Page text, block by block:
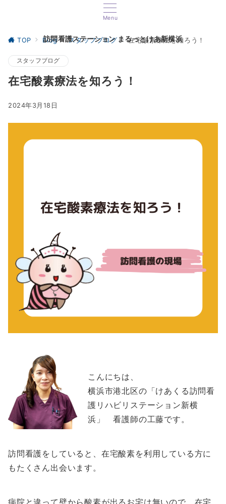
Menu
訪問看護ステーション まるっとけあ新横浜
TOP Blog スタッフブログ 在宅酸素療法を知ろう！
スタッフブログ
在宅酸素療法を知ろう！
2024年3月18日
こんにちは、
横浜市港北区の「けあくる訪問看
護リハビリステーション新横
浜」 看護師の工藤です。
訪問看護をしていると、在宅酸素を利用している方に
もたくさん出会います。
病院と違って壁から酸素が出るお宅は無いので、在宅